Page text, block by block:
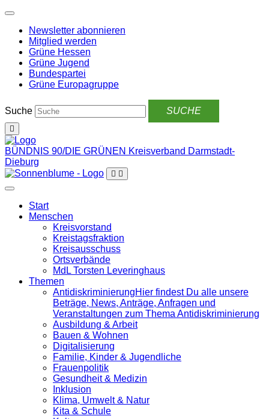
Weiter
Inhalt
Newsletter abonnieren
Mitglied werden
Grüne Hessen
Grüne Jugend
Bundespartei
Grüne Europagruppe
Suche
BÜNDNIS 90/DIE GRÜNEN Kreisverband Darmstadt-
Dieburg
Start
Menschen
Kreisvorstand
Kreistagsfraktion
Kreisausschuss
Ortsverbände
MdL Torsten Leveringhaus
Themen
Antidiskrimi­nierungHier findest Du alle unsere
Beträge, News, Anträge, Anfragen und
Veranstaltungen zum Thema Antidiskriminierung
Ausbildung & Arbeit
Bauen & Wohnen
Digitalisierung
Familie, Kinder & Jugendliche
Frauenpolitik
Gesundheit & Medizin
Inklusion
Klima, Umwelt & Natur
Kita & Schule